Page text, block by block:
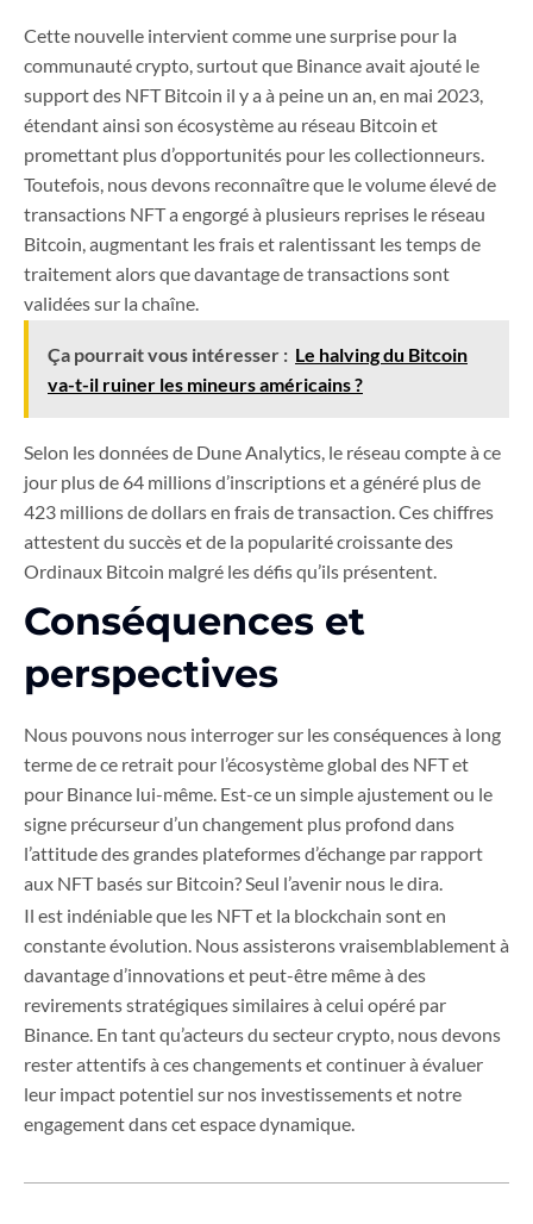
Cette nouvelle intervient comme une surprise pour la
communauté crypto, surtout que Binance avait ajouté le
support des NFT Bitcoin il y a à peine un an, en mai 2023,
étendant ainsi son écosystème au réseau Bitcoin et
promettant plus d’opportunités pour les collectionneurs.
Toutefois, nous devons reconnaître que le volume élevé de
transactions NFT a engorgé à plusieurs reprises le réseau
Bitcoin, augmentant les frais et ralentissant les temps de
traitement alors que davantage de transactions sont
validées sur la chaîne.
Ça pourrait vous intéresser : Le halving du Bitcoin
va-t-il ruiner les mineurs américains ?
Selon les données de Dune Analytics, le réseau compte à ce
jour plus de 64 millions d’inscriptions et a généré plus de
423 millions de dollars en frais de transaction. Ces chiffres
attestent du succès et de la popularité croissante des
Ordinaux Bitcoin malgré les défis qu’ils présentent.
Conséquences et
perspectives
Nous pouvons nous interroger sur les conséquences à long
terme de ce retrait pour l’écosystème global des NFT et
pour Binance lui-même. Est-ce un simple ajustement ou le
signe précurseur d’un changement plus profond dans
l’attitude des grandes plateformes d’échange par rapport
aux NFT basés sur Bitcoin? Seul l’avenir nous le dira.
Il est indéniable que les NFT et la blockchain sont en
constante évolution. Nous assisterons vraisemblablement à
davantage d’innovations et peut-être même à des
revirements stratégiques similaires à celui opéré par
Binance. En tant qu’acteurs du secteur crypto, nous devons
rester attentifs à ces changements et continuer à évaluer
leur impact potentiel sur nos investissements et notre
engagement dans cet espace dynamique.